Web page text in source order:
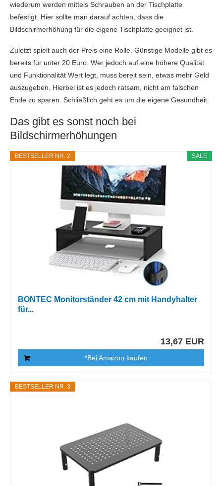
wiederum werden mittels Schrauben an der Tischplatte
befestigt. Hier sollte man darauf achten, dass die
Bildschirmerhöhung für die eigene Tischplatte geeignet ist.
Zuletzt spielt auch der Preis eine Rolle. Günstige Modelle gibt es
bereits für unter 20 Euro. Wer jedoch auf eine höhere Qualität
und Funktionalität Wert legt, muss bereit sein, etwas mehr Geld
auszugeben. Hierbei ist es jedoch ratsam, nicht am falschen
Ende zu sparen. Schließlich geht es um die eigene Gesundheit.
Das gibt es sonst noch bei
Bildschirmerhöhungen
SALE
BESTSELLER NR. 2
BONTEC Monitorständer 42 cm mit Handyhalter
für...
13,67 EUR
*Bei Amazon kaufen
BESTSELLER NR. 3